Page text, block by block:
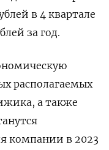
в 4 квартале
за год.
располагаемых
а также
компании в 2023